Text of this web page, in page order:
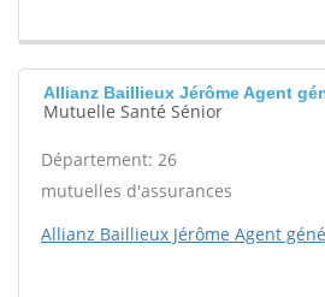
Allianz Baillieux Jérôme Agent
Mutuelle Santé Sénior
Département: 26
mutuelles d'assurances
Allianz Baillieux Jérôme Agent